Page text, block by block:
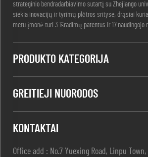
strateginio bendradarbiavimo sutartį su Zhejiango
siekia inovacijų ir tyrimų plėtros srityse, drąsiai
metu įmonė turi 3 išradimų patentus ir 17 naudingojo
PRODUKTO KATEGORIJA
GREITIEJI NUORODOS
KONTAKTAI
Office add : No.7 Yuexing Road, Linpu